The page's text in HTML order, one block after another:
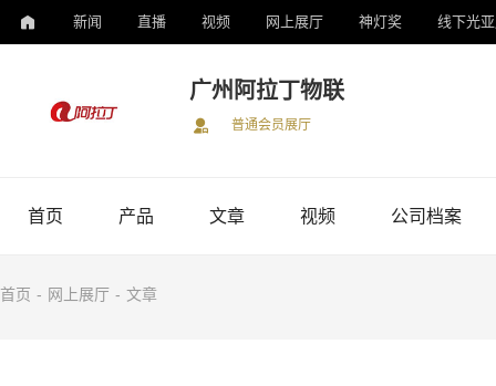
新闻 直播 视频 网上展厅 神灯奖 线下光
广州阿拉丁物联
普通会员展厅
首页 产品 文章 视频 公司档案
首页 - 网上展厅 - 文章